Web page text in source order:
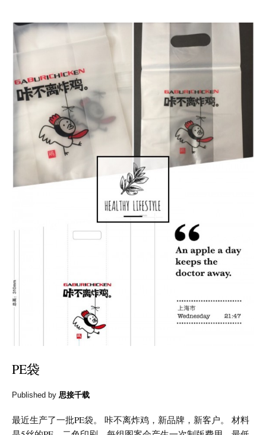
PE袋
Published by 思接千载
最近生产了一批PE袋。 咔不离炸鸡，新品牌，新客户。 材料